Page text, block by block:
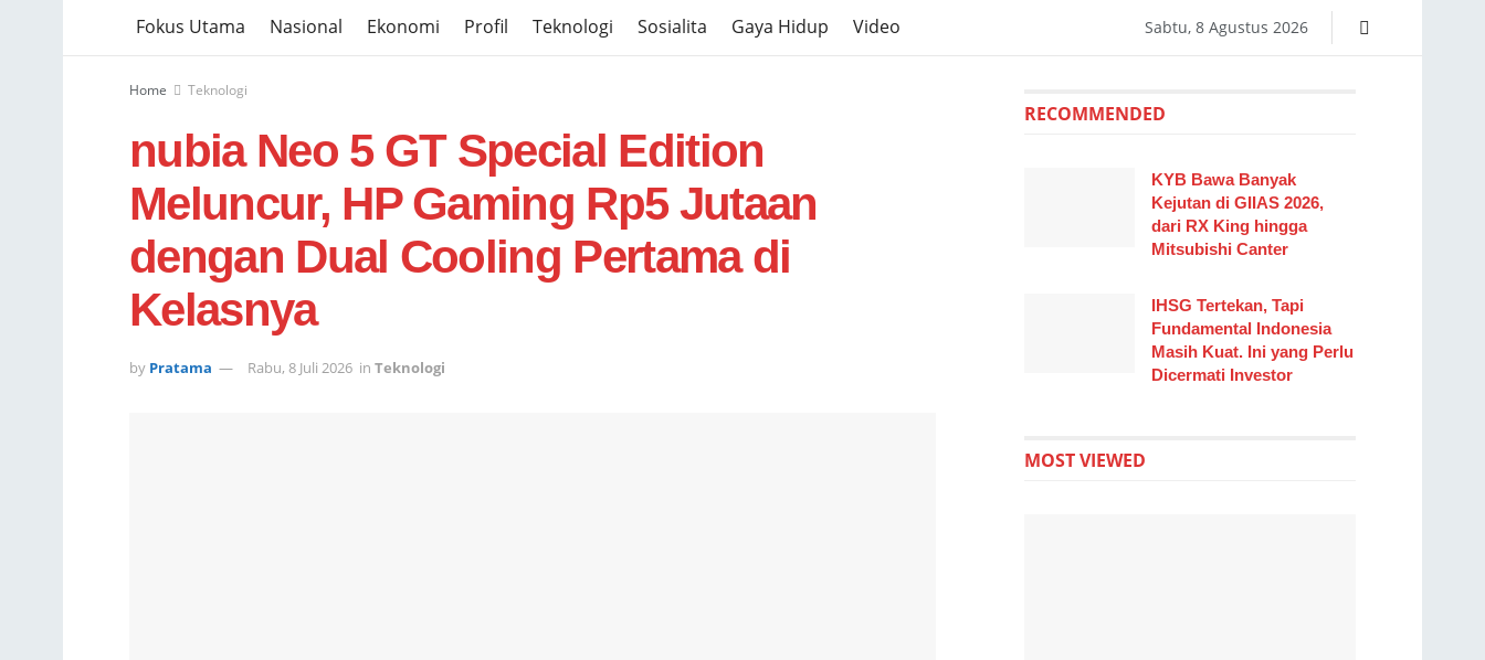
Fokus Utama Nasional Ekonomi Profil Teknologi Sosialita Gaya Hidup Video Sabtu, 8 Agustus 2026
Home Teknologi
nubia Neo 5 GT Special Edition
Meluncur, HP Gaming Rp5 Jutaan
dengan Dual Cooling Pertama di
Kelasnya
by Pratama Rabu, 8 Juli 2026 in Teknologi
RECOMMENDED
KYB Bawa Banyak
Kejutan di GIIAS 2026,
dari RX King hingga
Mitsubishi Canter
IHSG Tertekan, Tapi
Fundamental Indonesia
Masih Kuat. Ini yang Perlu
Dicermati Investor
MOST VIEWED